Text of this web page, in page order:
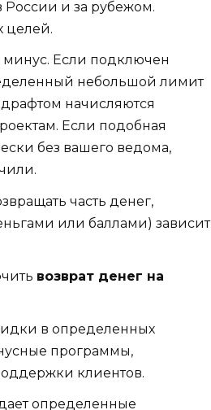
России и за рубежом.
целей.
минус. Если подключен
небольшой лимит
начисляются
Если подобная
без вашего ведома,
часть денег,
или баллами) зависит
возврат денег на
в определенных
программы,
клиентов.
определенные